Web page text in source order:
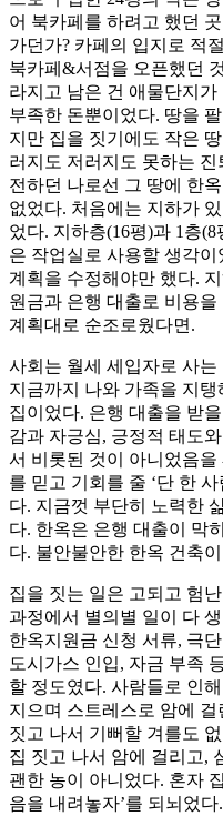
어 북카페를 하려고 했던
가던가? 카페의 입지로 적
북카페&서점을 오픈했던
라지고 남은 건 애물단지가
부족한 돈뿐이었다. 땅을
지만 집을 짓기에도 작은
러지도 저러지도 못하는
전하던 나로선 그 땅에 한
없었다. 처음에는 지하가
었다. 지하층(16평)과 1층
은 작업실로 사용할 생각
계획을 수정해야만 했다.
원금과 은행 대출로 비용
계획대로 순조로웠다면.
사회는 월세 세입자로 사
지금까지 나와 가족을 지
집이었다. 은행 대출을 받
감과 자긍심, 긍정적 태도
서 비롯된 것이 아니었음
를 믿고 기회를 줄 ‘단 한
다. 지금껏 부단히 노력한
다. 한옥은 은행 대출이 막
다. 불안불안한 한옥 건축
집을 짓는 일은 고되고 험
과정에서 별의별 일이 다
한옥지원금 신청 서류, 극
도시가스 인입, 자금 부족
할 정도였다. 사람들로 인
지으며 스트레스로 암에
짓고 나서 기뻐할 겨를도
집 짓고 나서 암에 걸리고,
괜한 농이 아니었다. 혼자
음을 내려놓자’를 되뇌었